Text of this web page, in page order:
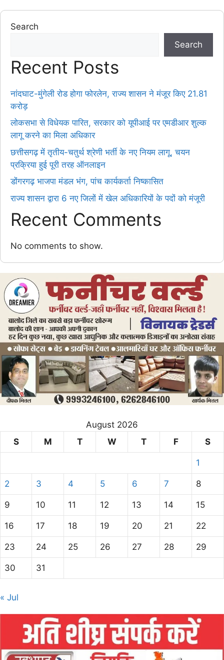
Search
Search
Recent Posts
नांदघाट-मुंगेली रोड होगा फोरलेन, राज्य शासन ने मंजूर किए 21.81
करोड़
लोकसभा से विधेयक पारित, सरकार को यूपीआई पर एमडीआर शुल्क
लागू करने का मिला अधिकार
छत्तीसगढ़ में तृतीय-चतुर्थ श्रेणी भर्ती के नए नियम लागू, चयन
प्रक्रिया हुई पूरी तरह ऑनलाइन
डोंगरगढ़ भाजपा मंडल भंग, पांच कार्यकर्ता निष्कासित
राज्य शासन द्वारा 6 नए जिलों में खेल अधिकारियों के पदों को मंजूरी
Recent Comments
No comments to show.
August 2026
S
M T W T F S
1
2 3 4 5 6 7 8
9 10 11 12 13 14 15
16 17 18 19 20 21 22
23 24 25 26 27 28 29
30 31
« Jul